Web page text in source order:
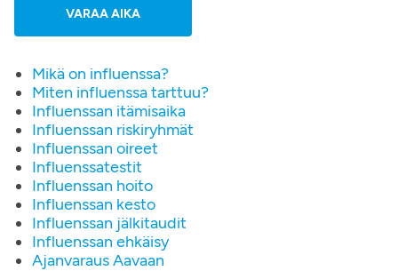
VARAA AIKA
Mikä on influenssa?
Miten influenssa tarttuu?
Influenssan itämisaika
Influenssan riskiryhmät
Influenssan oireet
Influenssatestit
Influenssan hoito
Influenssan kesto
Influenssan jälkitaudit
Influenssan ehkäisy
Ajanvaraus Aavaan